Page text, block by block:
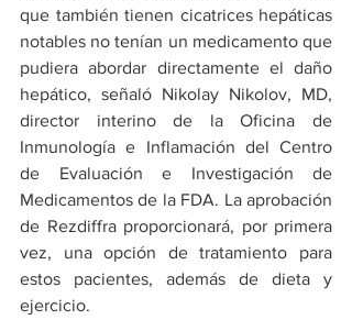
que también tienen cicatrices hepáticas
notables no tenían un medicamento que
pudiera abordar directamente el daño
hepático, señaló Nikolay Nikolov, MD,
director interino de la Oficina de
Inmunología e Inflamación del Centro
de Evaluación e Investigación de
Medicamentos de la FDA. La aprobación
de Rezdiffra proporcionará, por primera
vez, una opción de tratamiento para
estos pacientes, además de dieta y
ejercicio.